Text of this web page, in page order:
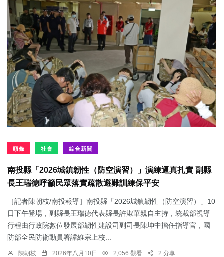
頭條 社會 綜合新聞
南投縣「2026城鎮韌性（防空演習）」演練逼真扎實 副縣
長王瑞德呼籲民眾落實疏散避難訓練保平安
［記者陳朝枝/南投報導］南投縣「2026城鎮韌性（防空演習）」10
日下午登場，副縣長王瑞德代表縣長許淑華親自主持，統裁部視導
行程由行政院數位發展部韌性建設司副司長陳坤中擔任指導官，國
防部全民防衛動員署譚維宗上校...
陳朝枝 2026年八月10日 2,056 觀看 2 分享